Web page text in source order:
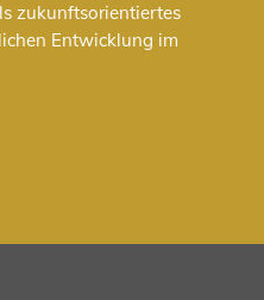
zukunftsorientiertes
Entwicklung im